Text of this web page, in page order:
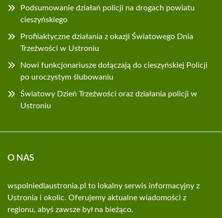
Podsumowanie działań policji na drogach powiatu
cieszyńskiego
Profilaktyczne działania z okazji Światowego Dnia
Trzeźwości w Ustroniu
Nowi funkcjonariusze dołączają do cieszyńskiej Policji
po uroczystym ślubowaniu
Światowy Dzień Trzeźwości oraz działania policji w
Ustroniu
O NAS
wspolniedlaustronia.pl to lokalny serwis informacyjny z
Ustronia i okolic. Oferujemy aktualne wiadomości z
regionu, abyś zawsze był na bieżąco.